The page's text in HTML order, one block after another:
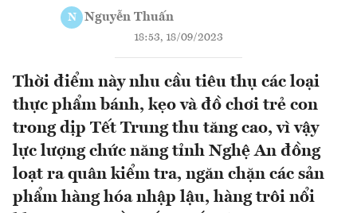
N Nguyễn Thuấn
18:53, 18/09/2023
Thời điểm này nhu cầu tiêu thụ các loại
thực phẩm bánh, kẹo và đồ chơi trẻ con
trong dịp Tết Trung thu tăng cao, vì vậy
lực lượng chức năng tỉnh Nghệ An đồng
loạt ra quân kiểm tra, ngăn chặn các sản
phẩm hàng hóa nhập lậu, hàng trôi nổi